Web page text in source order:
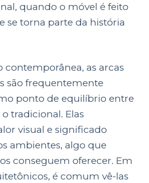
quando o móvel é feito
se torna parte da história
contemporânea, as arcas
são frequentemente
ponto de equilíbrio entre
tradicional. Elas
visual e significado
ambientes, algo que
conseguem oferecer. Em
é comum vê-las